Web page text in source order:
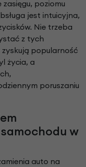
poziomu
jest intuicyjna,
Nie trzeba
z tych
popularność
życia, a
poruszaniu
w
auto na